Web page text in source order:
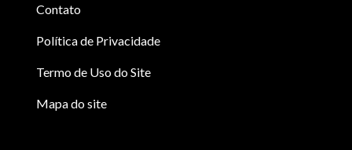
Contato
Política de Privacidade
Termo de Uso do Site
Mapa do site